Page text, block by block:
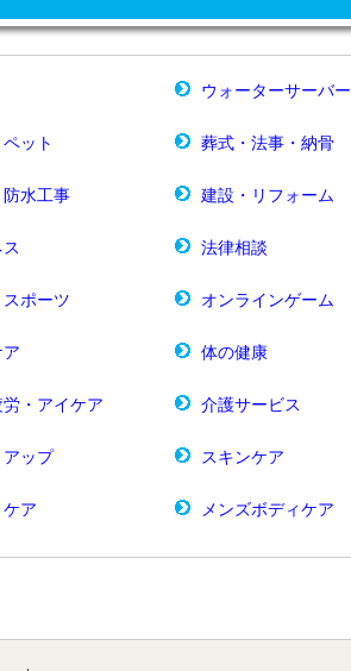
ウォーターサーバー
ット 葬式・法事・納骨
水工事 建設・リフォーム
法律相談
ポーツ オンラインゲーム
体の健康
労・アイケア 介護サービス
ップ スキンケア
ア メンズボディケア